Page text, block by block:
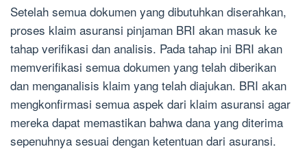
Setelah semua dokumen yang dibutuhkan diserahkan,
proses klaim asuransi pinjaman BRI akan masuk ke
tahap verifikasi dan analisis. Pada tahap ini BRI akan
memverifikasi semua dokumen yang telah diberikan
dan menganalisis klaim yang telah diajukan. BRI akan
mengkonfirmasi semua aspek dari klaim asuransi agar
mereka dapat memastikan bahwa dana yang diterima
sepenuhnya sesuai dengan ketentuan dari asuransi.